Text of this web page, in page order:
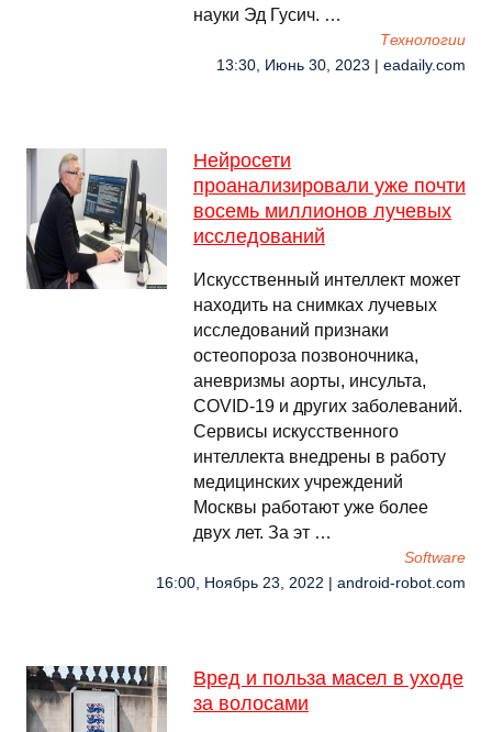
науки Эд Гусич. …
Технологии
13:30, Июнь 30, 2023 | eadaily.com
Нейросети
проанализировали уже почти
восемь миллионов лучевых
исследований
Искусственный интеллект может
находить на снимках лучевых
исследований признаки
остеопороза позвоночника,
аневризмы аорты, инсульта,
COVID-19 и других заболеваний.
Сервисы искусственного
интеллекта внедрены в работу
медицинских учреждений
Москвы работают уже более
двух лет. За эт …
Software
16:00, Ноябрь 23, 2022 | android-robot.com
Вред и польза масел в уходе
за волосами